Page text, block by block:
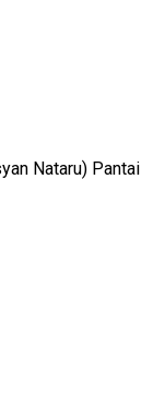
Nataru) Pantai